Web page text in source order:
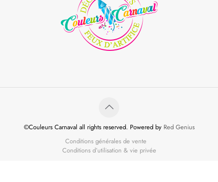
©Couleurs Carnaval all rights reserved. Powered by Red Genius
Conditions générales de vente
Conditions d’utilisation & vie privée